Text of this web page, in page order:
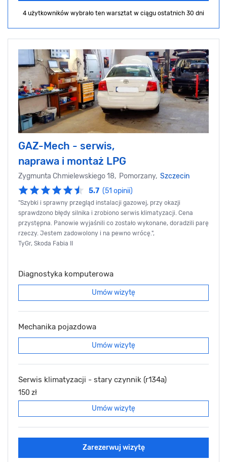
4 użytkowników wybrało ten warsztat w ciągu ostatnich 30 dni
GAZ-Mech - serwis,
naprawa i montaż LPG
Zygmunta Chmielewskiego 18, Pomorzany, Szczecin
5.7 (51 opinii)
"Szybki i sprawny przegląd instalacji gazowej, przy okazji
sprawdzono błędy silnika i zrobiono serwis klimatyzacji. Cena
przystępna. Panowie wyjaśnili co zostało wykonane, doradzili parę
rzeczy. Jestem zadowolony i na pewno wrócę.",
TyGr, Skoda Fabia II
Diagnostyka komputerowa
Umów wizytę
Mechanika pojazdowa
Umów wizytę
Serwis klimatyzacji - stary czynnik (r134a)
150 zł
Umów wizytę
Zarezerwuj wizytę